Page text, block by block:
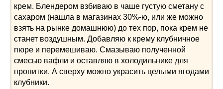
крем. Блендером взбиваю в чаше густую сметану с
сахаром (нашла в магазинах 30%-ю, или же можно
взять на рынке домашнюю) до тех пор, пока крем не
станет воздушным. Добавляю к крему клубничное
пюре и перемешиваю. Смазываю полученной
смесью вафли и оставляю в холодильнике для
пропитки. А сверху можно украсить целыми ягодами
клубники.